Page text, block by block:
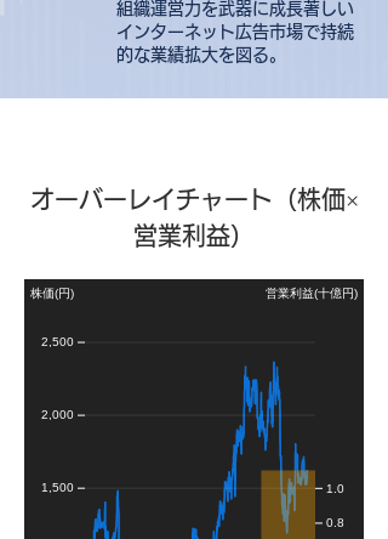
組織運営力を武器に成長著しい
インターネット広告市場で持続
的な業績拡大を図る。
オーバーレイチャート（株価×
営業利益）